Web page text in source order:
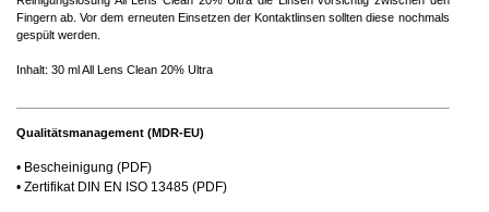
Fingern ab. Vor dem erneuten Einsetzen der Kontaktlinsen sollten diese nochmals
gespült werden.
Inhalt: 30 ml All Lens Clean 20% Ultra
Qualitätsmanagement (MDR-EU)
• Bescheinigung (PDF)
• Zertifikat DIN EN ISO 13485 (PDF)